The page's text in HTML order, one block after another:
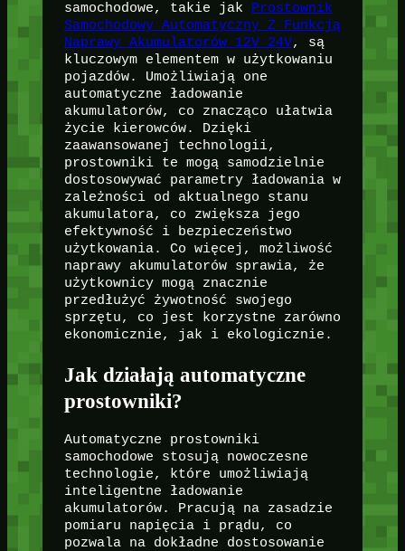
samochodowe, takie jak Prostownik
Samochodowy Automatyczny Z Funkcją
Naprawy Akumulatorów 12V 24V, są
kluczowym elementem w użytkowaniu
pojazdów. Umożliwiają one
automatyczne ładowanie
akumulatorów, co znacząco ułatwia
życie kierowców. Dzięki
zaawansowanej technologii,
prostowniki te mogą samodzielnie
dostosowywać parametry ładowania w
zależności od aktualnego stanu
akumulatora, co zwiększa jego
efektywność i bezpieczeństwo
użytkowania. Co więcej, możliwość
naprawy akumulatorów sprawia, że
użytkownicy mogą znacznie
przedłużyć żywotność swojego
sprzętu, co jest korzystne zarówno
ekonomicznie, jak i ekologicznie.
Jak działają automatyczne
prostowniki?
Automatyczne prostowniki
samochodowe stosują nowoczesne
technologie, które umożliwiają
inteligentne ładowanie
akumulatorów. Pracują na zasadzie
pomiaru napięcia i prądu, co
pozwala na dokładne dostosowanie